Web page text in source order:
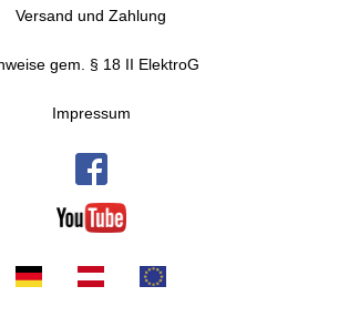
Versand und Zahlung
gem. § 18 II ElektroG
Impressum